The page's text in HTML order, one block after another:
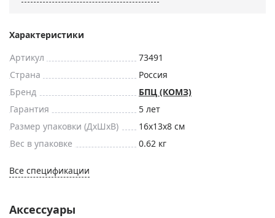
Характеристики
Артикул
73491
Страна
Россия
Бренд
БПЦ (КОМЗ)
Гарантия
5 лет
Размер упаковки (ДxШxВ)
16x13x8 см
Вес в упаковке
0.62 кг
Все спецификации
Аксессуары